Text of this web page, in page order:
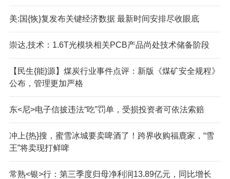
美:国{恢}复发布关键经济数据 最新时间安排尽收眼底
崇达,技术：1.6T光模块相关PCB产品尚处技术储备阶段
【民生{能}源】煤炭行业事件点评：新版《煤矿安全规程》
公布，管理更加严格
东<尼>电子信披违法“吃”罚单，受损投资者可依法索赔
冲上{热}搜，蜜雪冰城要卖啤酒了！跨界收购福鹿家，“雪
王”将卖现打鲜啤
常熟<银>行：第三季度归母净利润13.89亿元，同比增长